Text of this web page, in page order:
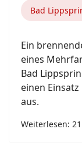
Previous
Featured
Delbrück
Meinolf
Delbrück
100 Jahre